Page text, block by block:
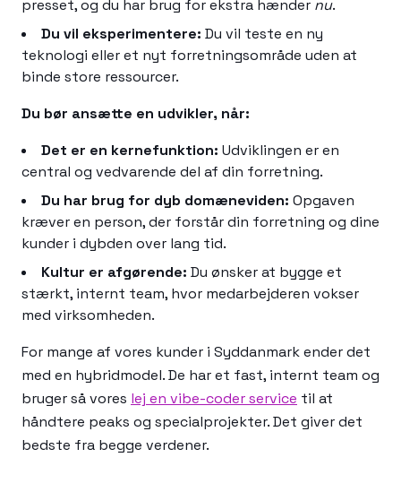
presset, og du har brug for ekstra hænder nu.
Du vil eksperimentere: Du vil teste en ny
teknologi eller et nyt forretningsområde uden at
binde store ressourcer.
Du bør ansætte en udvikler, når:
Det er en kernefunktion: Udviklingen er en
central og vedvarende del af din forretning.
Du har brug for dyb domæneviden: Opgaven
kræver en person, der forstår din forretning og dine
kunder i dybden over lang tid.
Kultur er afgørende: Du ønsker at bygge et
stærkt, internt team, hvor medarbejderen vokser
med virksomheden.
For mange af vores kunder i Syddanmark ender det
med en hybridmodel. De har et fast, internt team og
bruger så vores lej en vibe-coder service til at
håndtere peaks og specialprojekter. Det giver det
bedste fra begge verdener.